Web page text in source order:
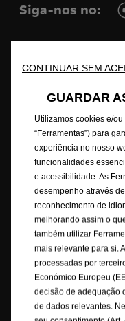
Siga-nos no:
© Opel 2026
Marca
Consumos de
Consentimento Cookies
sede social em
com CIF/NIF DE
Portugal, S.A., com NIF
Portela de Loures |
Europa pelo nosso
Services, 5/7 rue Frédéric
servidor propriedade da
A Opel garante que foram
CONTINUAR SEM
GUARDAR
Utilizamos cookies e/
“Ferramentas”) para
experiência no nosso
funcionalidades
e acessibilidade. As
desempenho através
reconhecimento de
melhorando assim o
também utilizar
mais relevante para si.
processadas por
Económico Europeu
decisão de adequação
de dados relevantes.